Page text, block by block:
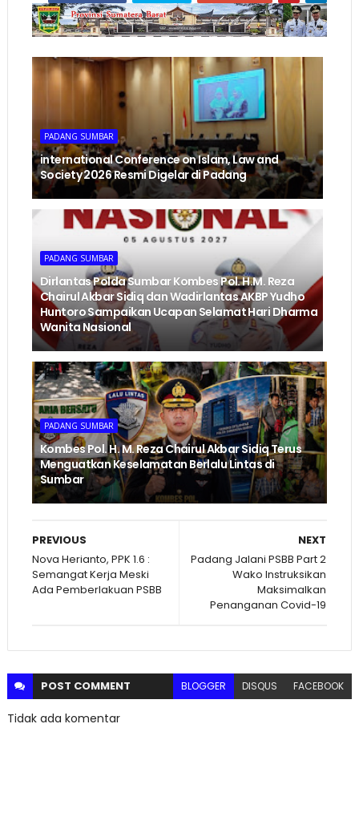
PADANG SUMBAR
international Conference on Islam, Law and
Society 2026 Resmi Digelar di Padang
PADANG SUMBAR
Dirlantas Polda Sumbar Kombes Pol. H.M. Reza
Chairul Akbar Sidiq dan Wadirlantas AKBP Yudho
Huntoro Sampaikan Ucapan Selamat Hari Dharma
Wanita Nasional
PADANG SUMBAR
Kombes Pol. H. M. Reza Chairul Akbar Sidiq Terus
Menguatkan Keselamatan Berlalu Lintas di
Sumbar
NEXT
Padang Jalani PSBB Part 2
Wako Instruksikan
Maksimalkan
Penanganan Covid-19
PREVIOUS
Nova Herianto, PPK 1.6 :
Semangat Kerja Meski
Ada Pemberlakuan PSBB
POST COMMENT BLOGGER DISQUS FACEBOOK
Tidak ada komentar